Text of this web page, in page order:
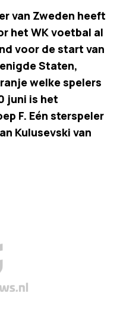
van Zweden heeft
het WK voetbal al
voor de start van
Staten,
welke spelers
juni is het
F. Eén sterspeler
Kulusevski van